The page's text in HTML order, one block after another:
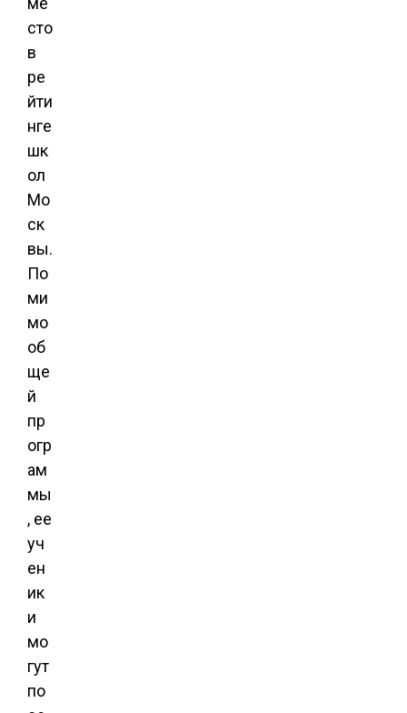
сто
в
ре
йти
нге
шк
ол
Мо
ск
вы.
По
ми
мо
об
ще
й
пр
огр
ам
мы
, ее
уч
ен
ик
и
мо
гут
по